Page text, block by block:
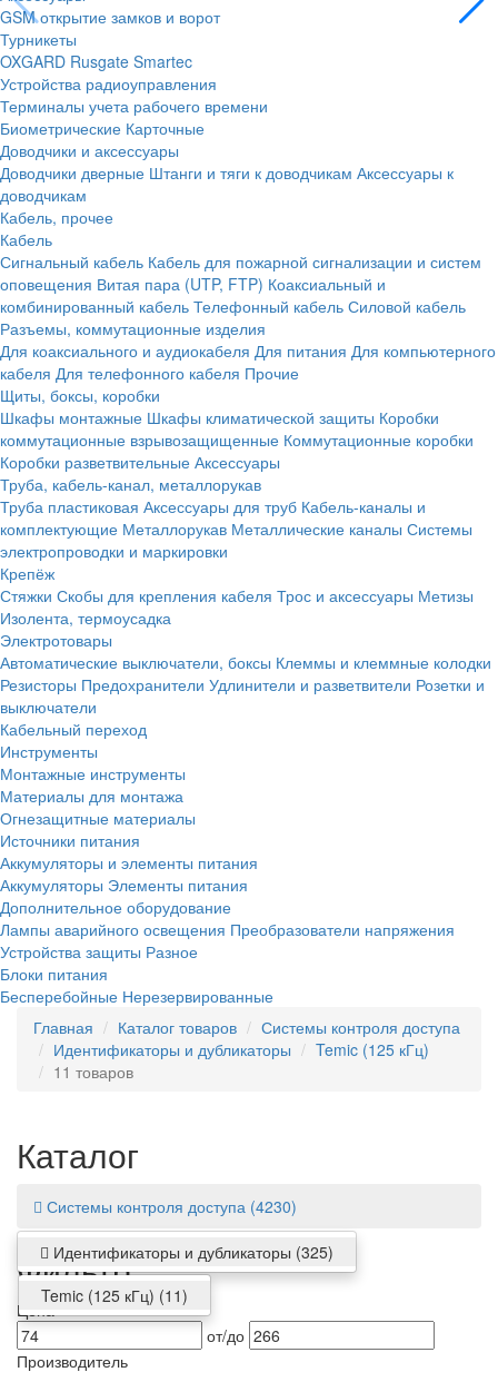
GSM открытие замков и ворот
Турникеты
OXGARD Rusgate Smartec
Устройства радиоуправления
Терминалы учета рабочего времени
Биометрические Карточные
Доводчики и аксессуары
Доводчики дверные Штанги и тяги к доводчикам Аксессуары к
доводчикам
Кабель, прочее
Кабель
Сигнальный кабель Кабель для пожарной сигнализации и систем
оповещения Витая пара (UTP, FTP) Коаксиальный и
комбинированный кабель Телефонный кабель Силовой кабель
Разъемы, коммутационные изделия
Для коаксиального и аудиокабеля Для питания Для компьютерного
кабеля Для телефонного кабеля Прочие
Щиты, боксы, коробки
Шкафы монтажные Шкафы климатической защиты Коробки
коммутационные взрывозащищенные Коммутационные коробки
Коробки разветвительные Аксессуары
Труба, кабель-канал, металлорукав
Труба пластиковая Аксессуары для труб Кабель-каналы и
комплектующие Металлорукав Металлические каналы Системы
электропроводки и маркировки
Крепёж
Стяжки Скобы для крепления кабеля Трос и аксессуары Метизы
Изолента, термоусадка
Электротовары
Автоматические выключатели, боксы Клеммы и клеммные колодки
Резисторы Предохранители Удлинители и разветвители Розетки и
выключатели
Кабельный переход
Инструменты
Монтажные инструменты
Материалы для монтажа
Огнезащитные материалы
Источники питания
Аккумуляторы и элементы питания
Аккумуляторы Элементы питания
Дополнительное оборудование
Лампы аварийного освещения Преобразователи напряжения
Устройства защиты Разное
Блоки питания
Бесперебойные Нерезервированные
Главная
Каталог товаров
Системы контроля доступа
Идентификаторы и дубликаторы
Temic (125 кГц)
11 товаров
Каталог
Системы контроля доступа (4230)
Идентификаторы и дубликаторы (325)
Temic (125 кГц) (11)
Фильтр
Цена
от/до
Производитель